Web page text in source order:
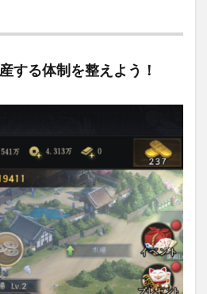
する体制を整えよう！